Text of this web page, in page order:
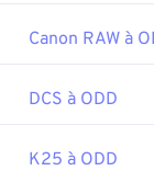
Canon RAW à
DCS à ODD
K25 à ODD